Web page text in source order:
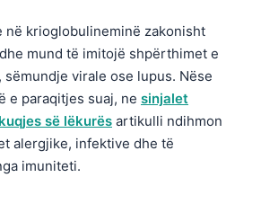
në krioglobulineminë zakonisht
mund të imitojë shpërthimet e
virale ose lupus. Nëse
e paraqitjes suaj, ne sinjalet
së lëkurës artikulli ndihmon
alergjike, infektive dhe të
imuniteti.